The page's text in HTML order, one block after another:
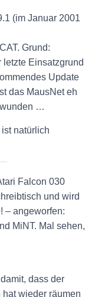
(im Januar 2001
Grund:
letzte Einsatzgrund
Update
das MausNet eh
…
natürlich
Falcon 030
und wird
– angeworfen:
MiNT. Mal sehen,
dass der
wieder räumen